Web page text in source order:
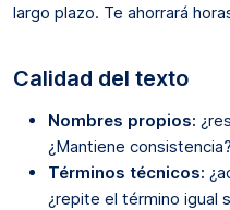
largo plazo. Te ahorrará
Calidad del texto
Nombres propios:
¿Mantiene consistencia?
Términos técnicos:
¿repite el término igual